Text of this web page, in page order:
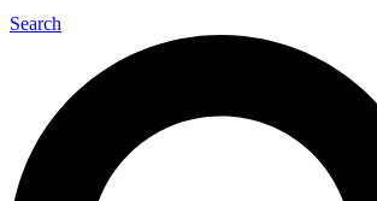
Search